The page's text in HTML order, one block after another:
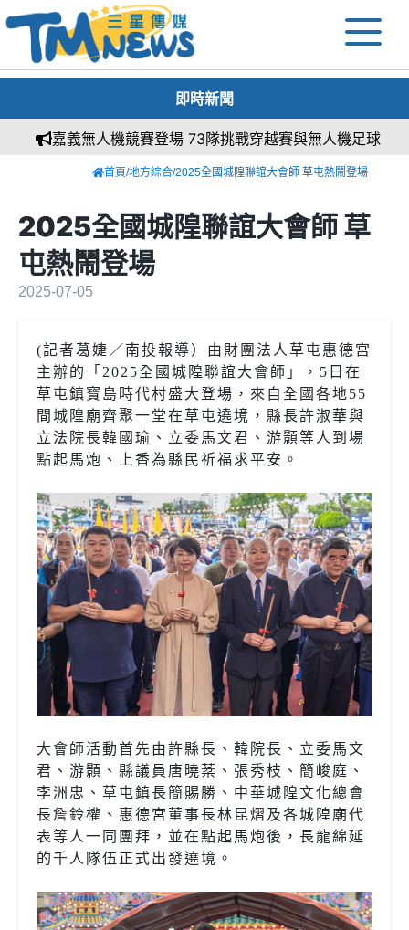
即時新聞
嘉義無人機競賽登場 73隊挑戰穿越賽與無人機足球
首頁/地方綜合/2025全國城隍聯誼大會師 草屯熱鬧登場
2025全國城隍聯誼大會師 草
屯熱鬧登場
2025-07-05
(記者葛婕／南投報導）由財團法人草屯惠德宮
主辦的「2025全國城隍聯誼大會師」，5日在
草屯鎮寶島時代村盛大登場，來自全國各地55
間城隍廟齊聚一堂在草屯遶境，縣長許淑華與
立法院長韓國瑜、立委馬文君、游顥等人到場
點起馬炮、上香為縣民祈福求平安。
大會師活動首先由許縣長、韓院長、立委馬文
君、游顥、縣議員唐曉棻、張秀枝、簡峻庭、
李洲忠、草屯鎮長簡賜勝、中華城隍文化總會
長詹鈴權、惠德宮董事長林昆熠及各城隍廟代
表等人一同團拜，並在點起馬炮後，長龍綿延
的千人隊伍正式出發遶境。